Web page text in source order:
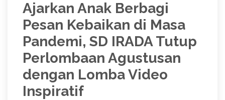
Ajarkan Anak Berbagi
Pesan Kebaikan di Masa
Pandemi, SD IRADA Tutup
Perlombaan Agustusan
dengan Lomba Video
Inspiratif